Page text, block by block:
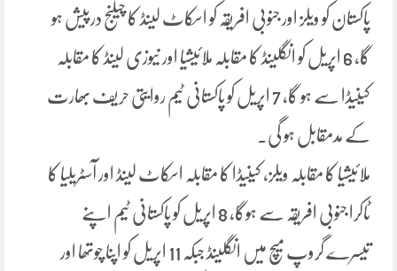
پاکستان کو ویلز اور جنوبی افریقہ کو اسکاٹ لینڈ کا چیلنج درپیش ہو
گا، 6 اپریل کو انگلینڈ کا مقابلہ ملائیشیا اور نیوزی لینڈ کا مقابلہ
کینیڈا سے ہو گا، 7 اپریل کو پاکستانی ٹیم روایتی حریف بھارت
کے مدمقابل ہو گی۔
ملائیشیا کا مقابلہ ویلز، کینیڈا کا مقابلہ اسکاٹ لینڈ اور آسٹریلیا کا
ٹاکرا جنوبی افریقہ سے ہوگا، 8 اپریل کو پاکستانی ٹیم اپنے
تیسرے گروپ میچ میں انگلینڈ جبکہ 11 اپریل کو اپنا چوتھا اور